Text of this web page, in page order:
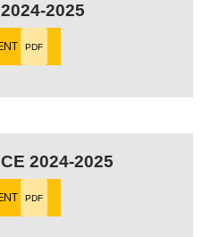
2025
PDF
2024-2025
PDF